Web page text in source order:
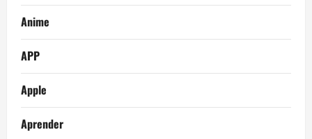
Anime
APP
Apple
Aprender